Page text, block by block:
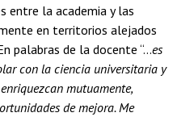
entre la academia y las
en territorios alejados
palabras de la docente “...es
con la ciencia universitaria y
mutuamente,
de mejora. Me